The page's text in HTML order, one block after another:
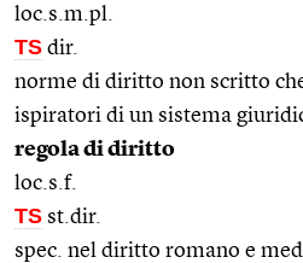
loc.s.m.pl.
TS dir.
norme di diritto non scritto
ispiratori di un sistema
regola di diritto
loc.s.f.
TS st.dir.
spec. nel diritto romano e